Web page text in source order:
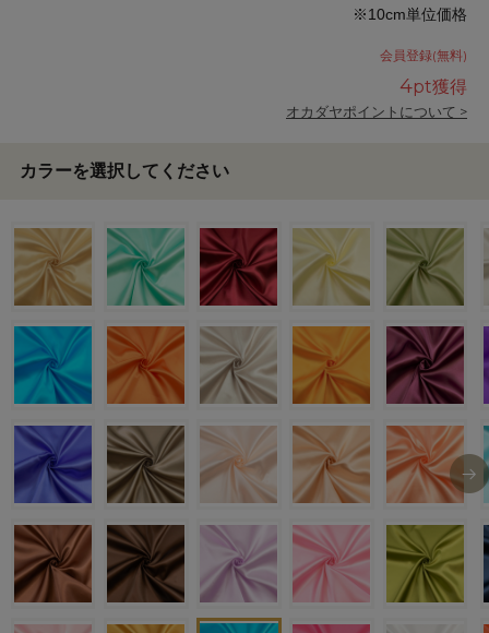
※10cm単位価格
会員登録(無料)
4pt獲得
オカダヤポイントについて >
カラーを選択してください